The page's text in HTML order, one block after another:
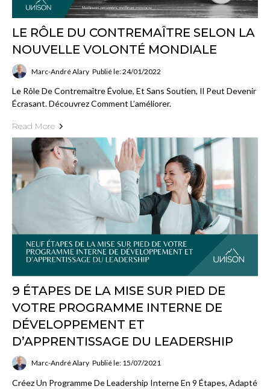
LE RÔLE DU CONTREMAÎTRE SELON LA
NOUVELLE VOLONTÉ MONDIALE
Marc-André Alary Publié le: 24/01/2022
Le Rôle De Contremaître Évolue, Et Sans Soutien, Il Peut Devenir
Écrasant. Découvrez Comment L’améliorer.
Read More
9 ÉTAPES DE LA MISE SUR PIED DE
VOTRE PROGRAMME INTERNE DE
DÉVELOPPEMENT ET
D’APPRENTISSAGE DU LEADERSHIP
Marc-André Alary Publié le: 15/07/2021
Créez Un Programme De Leadership Interne En 9 Étapes, Adapté